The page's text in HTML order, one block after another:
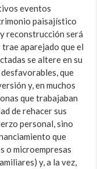
eventos
paisajístico
reconstrucción será
aparejado que el
se altere en su
que
y, en muchos
que trabajaban
de rehacer sus
personal, sino
que
o microempresas
y, a la vez,